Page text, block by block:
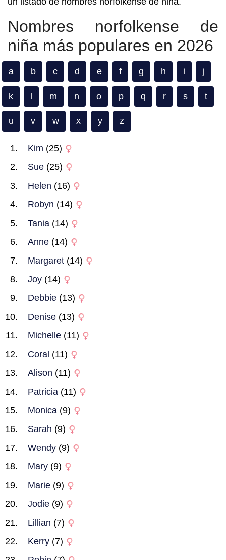
Nombres norfolkense de
niña más populares en 2026
a b c d e f g h i j
k m n o p q r s t
u v w x y z
Kim (25)
Sue (25)
Helen (16)
Robyn (14)
Tania (14)
Anne (14)
Margaret (14)
Joy (14)
Debbie (13)
Denise (13)
Michelle (11)
Coral (11)
Alison (11)
Patricia (11)
Monica (9)
Sarah (9)
Wendy (9)
Mary (9)
Marie (9)
Jodie (9)
Lillian (7)
Kerry (7)